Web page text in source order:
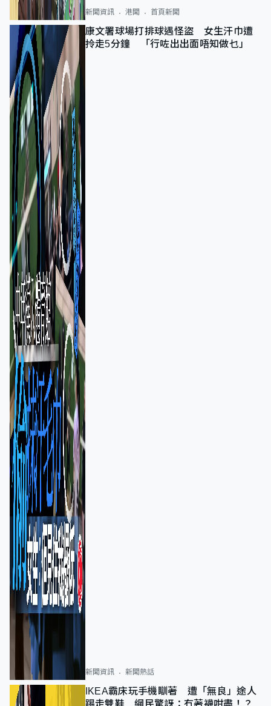
新聞資訊 港聞 首頁新聞
康文署球場打排球遇怪盜 女生汗巾遭
拎走5分鐘 「行咗出出面唔知做乜」
新聞資訊 新聞熱話
IKEA霸床玩手機瞓著 遭「無良」途人
踢走雙鞋 網民驚訝：冇著襪咁盡！？